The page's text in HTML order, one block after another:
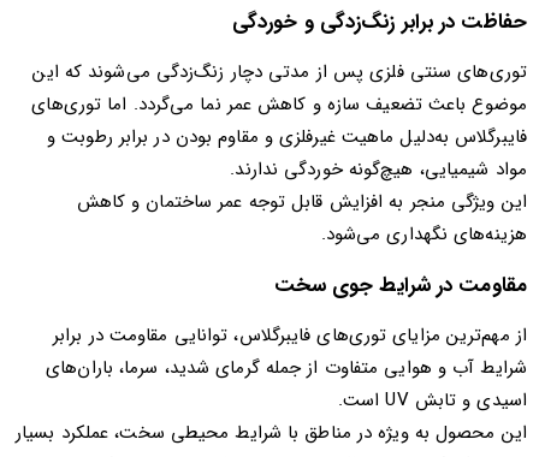
حفاظت در برابر زنگ‌زدگی و خوردگی
توری‌های سنتی فلزی پس از مدتی دچار زنگ‌زدگی می‌شوند که این
موضوع باعث تضعیف سازه و کاهش عمر نما می‌گردد. اما توری‌های
فایبرگلاس به‌دلیل ماهیت غیرفلزی و مقاوم بودن در برابر رطوبت و
مواد شیمیایی، هیچ‌گونه خوردگی ندارند.
این ویژگی منجر به افزایش قابل توجه عمر ساختمان و کاهش
هزینه‌های نگهداری می‌شود.
مقاومت در شرایط جوی سخت
از مهم‌ترین مزایای توری‌های فایبرگلاس، توانایی مقاومت در برابر
شرایط آب و هوایی متفاوت از جمله گرمای شدید، سرما، باران‌های
اسیدی و تابش UV است.
این محصول به ویژه در مناطق با شرایط محیطی سخت، عملکرد بسیار